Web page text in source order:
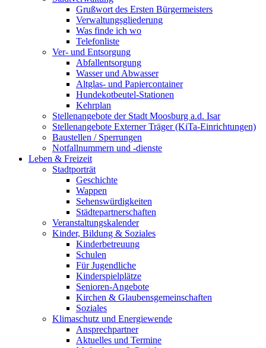
Grußwort des Ersten Bürgermeisters
Verwaltungsgliederung
Was finde ich wo
Telefonliste
Ver- und Entsorgung
Abfallentsorgung
Wasser und Abwasser
Altglas- und Papiercontainer
Hundekotbeutel-Stationen
Kehrplan
Stellenangebote der Stadt Moosburg a.d. Isar
Stellenangebote Externer Träger (KiTa-Einrichtungen)
Baustellen / Sperrungen
Notfallnummern und -dienste
Leben & Freizeit
Stadtporträt
Geschichte
Wappen
Sehenswürdigkeiten
Städtepartnerschaften
Veranstaltungskalender
Kinder, Bildung & Soziales
Kinderbetreuung
Schulen
Für Jugendliche
Kinderspielplätze
Senioren-Angebote
Kirchen & Glaubensgemeinschaften
Soziales
Klimaschutz und Energiewende
Ansprechpartner
Aktuelles und Termine